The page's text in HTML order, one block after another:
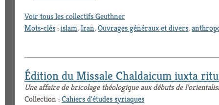
Voir tous les collectifs Geuthner
Mots-clés:islam,Iran,Ouvrages généraux et divers,
Édition du Missale Chaldaicum iuxta
Une affaire de bricolage théologique aux débuts de
Collection :Cahiers d'études syriaques